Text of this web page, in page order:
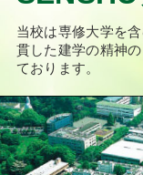
当校は専修大学を
貫した建学の精神
ております。